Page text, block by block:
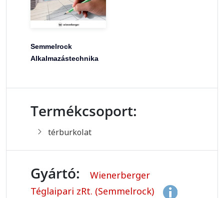
Semmelrock
Alkalmazástechnika
Termékcsoport:
térburkolat
Gyártó:
Wienerberger
Téglaipari zRt. (Semmelrock)